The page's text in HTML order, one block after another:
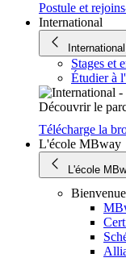
Postule et
International
International
Stages et
Étudier à
Découvrir le
Télécharge la
L'école MBway
L'école